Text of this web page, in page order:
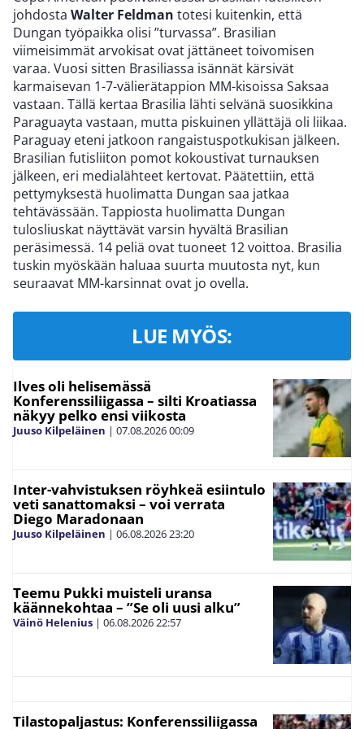
johdosta Walter Feldman totesi kuitenkin, että
Dungan työpaikka olisi ”turvassa”. Brasilian
viimeisimmät arvokisat ovat jättäneet toivomisen
varaa. Vuosi sitten Brasiliassa isännät kärsivät
karmaisevan 1-7-välierätappion MM-kisoissa Saksaa
vastaan. Tällä kertaa Brasilia lähti selvänä suosikkina
Paraguayta vastaan, mutta piskuinen yllättäjä oli liikaa.
Paraguay eteni jatkoon rangaistuspotkukisan jälkeen.
Brasilian futisliiton pomot kokoustivat turnauksen
jälkeen, eri medialähteet kertovat. Päätettiin, että
pettymyksestä huolimatta Dungan saa jatkaa
tehtävässään. Tappiosta huolimatta Dungan
tulosliuskat näyttävät varsin hyvältä Brasilian
peräsimessä. 14 peliä ovat tuoneet 12 voittoa. Brasilia
tuskin myöskään haluaa suurta muutosta nyt, kun
seuraavat MM-karsinnat ovat jo ovella.
LUE MYÖS:
Ilves oli helisemässä
Konferenssiliigassa – silti Kroatiassa
näkyy pelko ensi viikosta
Juuso Kilpeläinen | 07.08.202600:09
Inter-vahvistuksen röyhkeä esiintulo
veti sanattomaksi – voi verrata
Diego Maradonaan
Juuso Kilpeläinen | 06.08.202623:20
Teemu Pukki muisteli uransa
käännekohtaa – ”Se oli uusi alku”
Väinö Helenius | 06.08.202622:57
Tilastopaljastus: Konferenssiliigassa